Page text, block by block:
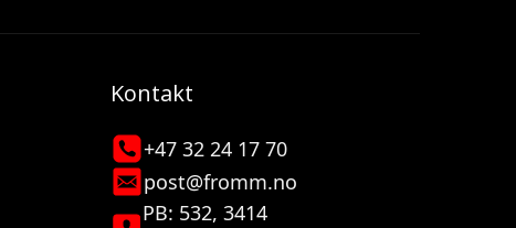
Kontakt
+47 32 24 17 70
post@fromm.no
PB: 532, 3414